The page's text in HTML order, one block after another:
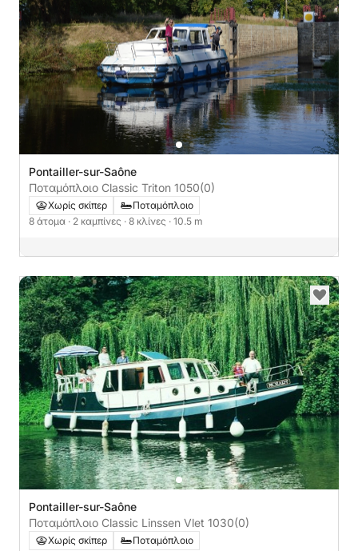
Pontailler-sur-Saône
Ποταμόπλοιο Classic Triton 1050(0)
Χωρίς σκίπερ
Ποταμόπλοιο
8 άτομα · 2 καμπίνες · 8 κλίνες · 10.5 m
Pontailler-sur-Saône
Ποταμόπλοιο Classic Linssen Vlet 1030(0)
Χωρίς σκίπερ
Ποταμόπλοιο